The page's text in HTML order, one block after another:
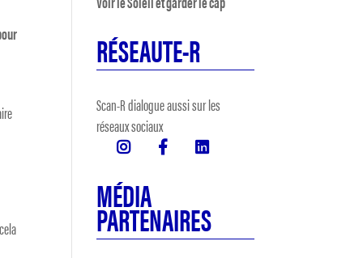
RÉSEAUTE-R
Scan-R dialogue aussi sur les
réseaux sociaux
MÉDIA
PARTENAIRES